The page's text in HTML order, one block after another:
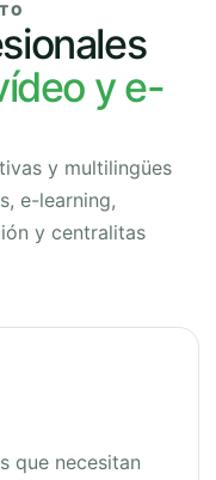
y e-
y multilingües
e-learning,
y centralitas
que necesitan